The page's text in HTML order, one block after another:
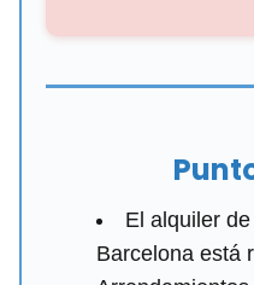
El alquiler
Barcelona está